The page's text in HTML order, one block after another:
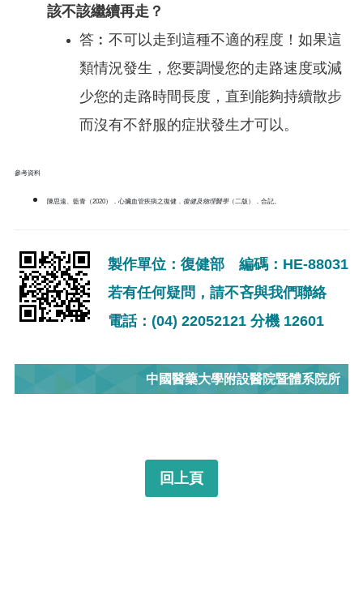
該不該繼續再走？
答︰不可以走到這種不適的程度！如果這
類情況發生，您要調慢您的走路速度或減
少您的走路時間長度，直到能夠持續散步
而沒有不舒服的症狀發生才可以。
參考資料
陳思遠、藍青（2020）．心臟血管疾病之復健． 復健及物理醫學（二版）．合記。
製作單位：復健部 編碼：HE-88031
若有任何疑問，請不吝與我們聯絡
電話：(04) 22052121 分機 12601
中國醫藥大學附設醫院暨體系院所
回上頁